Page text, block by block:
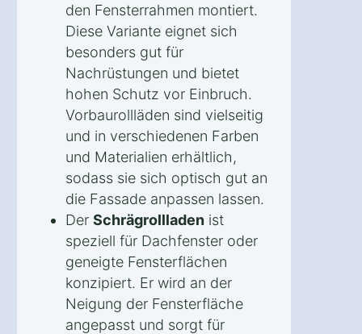
den Fensterrahmen montiert.
Diese Variante eignet sich
besonders gut für
Nachrüstungen und bietet
hohen Schutz vor Einbruch.
Vorbaurollläden sind vielseitig
und in verschiedenen Farben
und Materialien erhältlich,
sodass sie sich optisch gut an
die Fassade anpassen lassen.
Der Schrägrollladen ist
speziell für Dachfenster oder
geneigte Fensterflächen
konzipiert. Er wird an der
Neigung der Fensterfläche
angepasst und sorgt für